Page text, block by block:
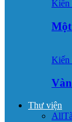
Kiến
Kiến
Thư viện
All